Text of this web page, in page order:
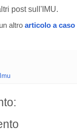
post sull'IMU.
un altro articolo a caso
Imu